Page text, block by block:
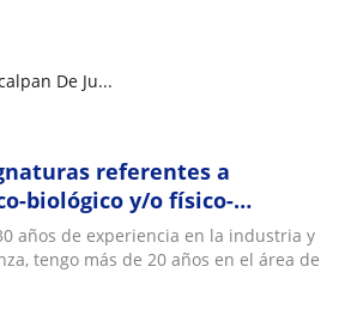
De Ju...
referentes a
biológico y/o físico-
años de experiencia en la industria y
tengo más de 20 años en el área de